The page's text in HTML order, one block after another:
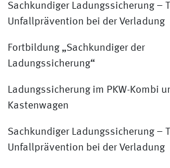
Sachkundiger Ladungssicherung –
Unfallprävention bei der Verladung
Fortbildung „Sachkundiger der
Ladungssicherung“
Ladungssicherung im PKW-Kombi
Kastenwagen
Sachkundiger Ladungssicherung –
Unfallprävention bei der Verladung